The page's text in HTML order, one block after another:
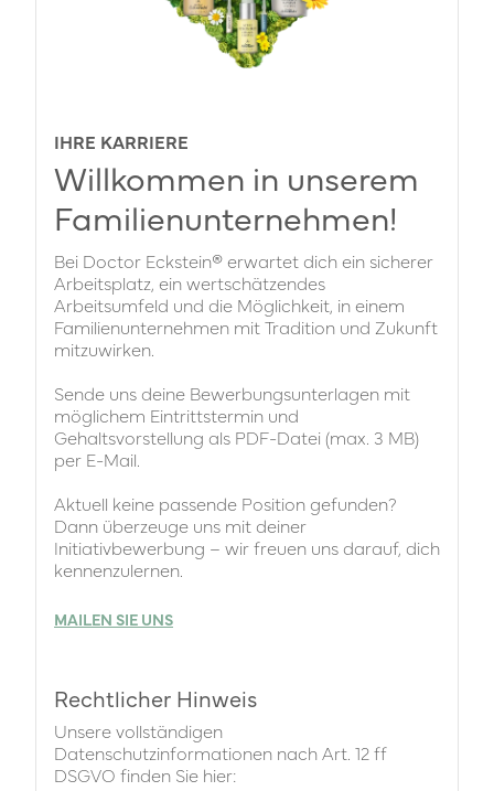
IHRE KARRIERE
Willkommen in unserem
Familienunternehmen!
Bei Doctor Eckstein® erwartet dich ein sicherer
Arbeitsplatz, ein wertschätzendes
Arbeitsumfeld und die Möglichkeit, in einem
Familienunternehmen mit Tradition und Zukunft
mitzuwirken.
Sende uns deine Bewerbungsunterlagen mit
möglichem Eintrittstermin und
Gehaltsvorstellung als PDF-Datei (max. 3 MB)
per E-Mail.
Aktuell keine passende Position gefunden?
Dann überzeuge uns mit deiner
Initiativbewerbung – wir freuen uns darauf, dich
kennenzulernen.
MAILEN SIE UNS
Rechtlicher Hinweis
Unsere vollständigen
Datenschutzinformationen nach Art. 12 ff
DSGVO finden Sie hier: